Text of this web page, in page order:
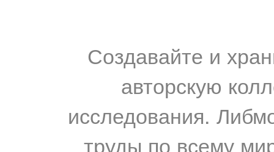
Создавайте и
авторскую
исследования.
труды по всему